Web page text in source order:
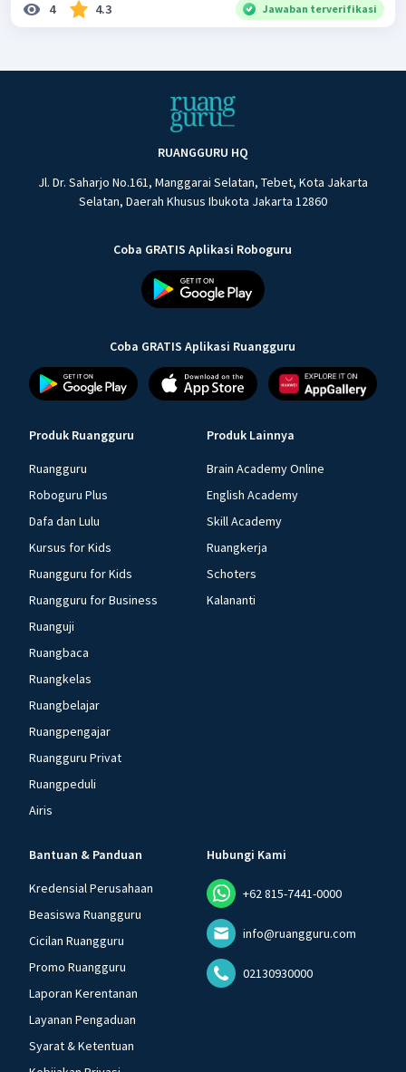
4 4.3 Jawaban terverifikasi
RUANGGURU HQ
Jl. Dr. Saharjo No.161, Manggarai Selatan, Tebet, Kota Jakarta
Selatan, Daerah Khusus Ibukota Jakarta 12860
Coba GRATIS Aplikasi Roboguru
Coba GRATIS Aplikasi Ruangguru
Produk Ruangguru
Ruangguru
Roboguru Plus
Dafa dan Lulu
Kursus for Kids
Ruangguru for Kids
Ruangguru for Business
Ruanguji
Ruangbaca
Ruangkelas
Ruangbelajar
Ruangpengajar
Ruangguru Privat
Ruangpeduli
Airis
Produk Lainnya
Brain Academy Online
English Academy
Skill Academy
Ruangkerja
Schoters
Kalananti
Bantuan & Panduan
Kredensial Perusahaan
Beasiswa Ruangguru
Cicilan Ruangguru
Promo Ruangguru
Laporan Kerentanan
Layanan Pengaduan
Syarat & Ketentuan
Hubungi Kami
+62 815-7441-0000
info@ruangguru.com
02130930000